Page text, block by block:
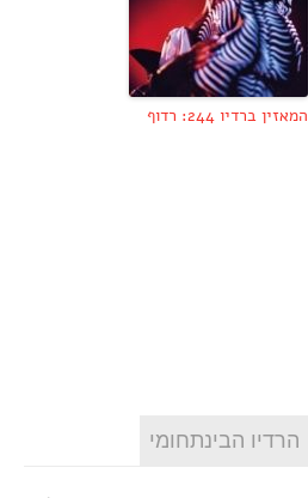
המאזין ברדיו 244: רדוף
הרדיו הבינתחומי